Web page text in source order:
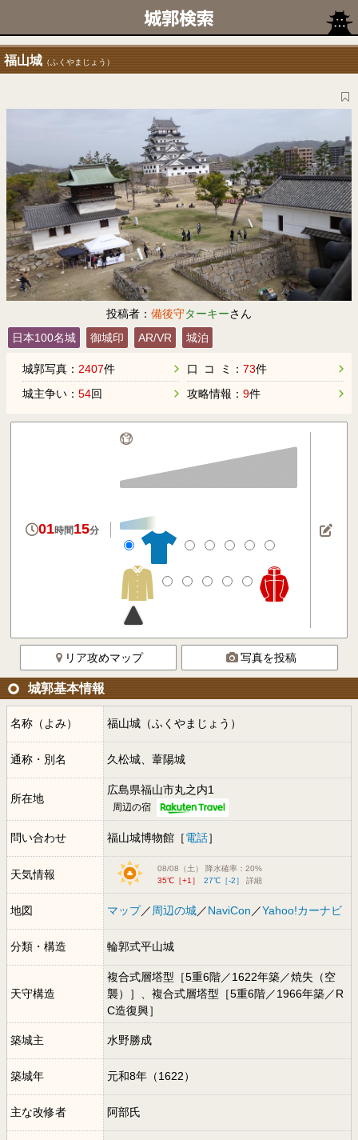
福山城 （ふくやまじょう）
投稿者： 備後守ターキーさん
日本100名城
御城印 AR/VR 城泊
城郭写真： 2407件
城主争い： 54回
口 コ ミ： 73件
攻略情報： 9件
01時間15分
リア攻めマップ 写真を投稿
城郭基本情報
名称（よみ） 福山城（ふくやまじょう）
通称・別名 久松城、葦陽城
所在地
広島県福山市丸之内1
周辺の宿
問い合わせ 福山城博物館［電話］
天気情報
08/08（土） 降水確率：20%
35℃［+1］
27℃［-2］ 詳細
地図 マップ／ 周辺の城／NaviCon ／Yahoo!カーナビ
分類・構造 輪郭式平山城
天守構造
複合式層塔型［5重6階／1622年築／焼失（空
襲）］、複合式層塔型［5重6階／1966年築／R
C造復興］
築城主 水野勝成
築城年 元和8年（1622）
主な改修者 阿部氏